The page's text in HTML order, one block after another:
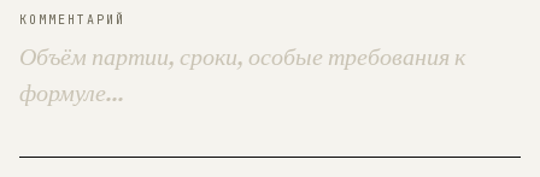
КОММЕНТАРИЙ